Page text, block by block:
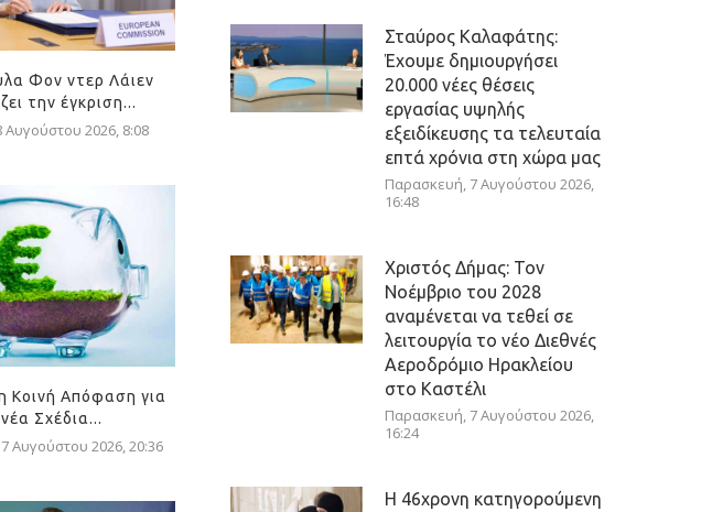
Φον ντερ Λάιεν
την έγκριση...
Αυγούστου 2026, 8:08
Κοινή Απόφαση για
Σχέδια...
Αυγούστου 2026, 20:36
Σταύρος Καλαφάτης:
Έχουμε δημιουργήσει
20.000 νέες θέσεις
εργασίας υψηλής
εξειδίκευσης τα τελευταία
επτά χρόνια στη χώρα μας
Παρασκευή, 7 Αυγούστου 2026,
16:48
Χριστός Δήμας: Τον
Νοέμβριο του 2028
αναμένεται να τεθεί σε
λειτουργία το νέο Διεθνές
Αεροδρόμιο Ηρακλείου
στο Καστέλι
Παρασκευή, 7 Αυγούστου 2026,
16:24
Η 46χρονη κατηγορούμενη